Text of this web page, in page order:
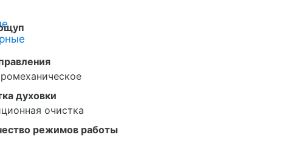
духовки
очистка
режимов работы